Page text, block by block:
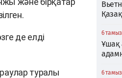
де елді
туралы
6
Ұшақ
6